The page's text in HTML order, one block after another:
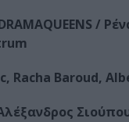
DRAMAQUEENS /
Racha Baroud,